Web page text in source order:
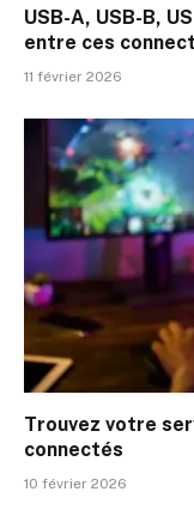
USB-A, USB-B,
entre ces
11 février 2026
Trouvez votre
connectés
10 février 2026